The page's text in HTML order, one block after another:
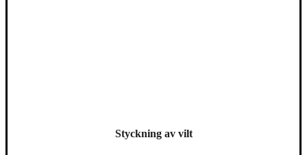
Styckning av vilt